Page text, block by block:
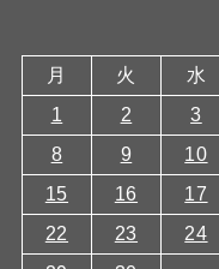
月
火 水
1
2 3
8
9 10
15
16 17
22
23 24